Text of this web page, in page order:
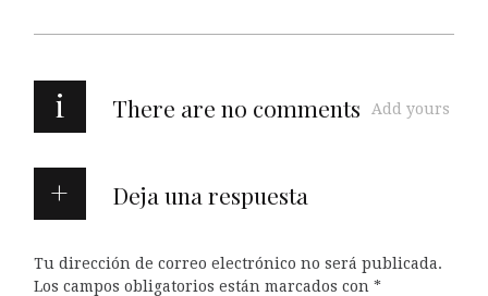
i There are no comments Add yours
Deja una respuesta
Tu dirección de correo electrónico no será publicada.
Los campos obligatorios están marcados con *